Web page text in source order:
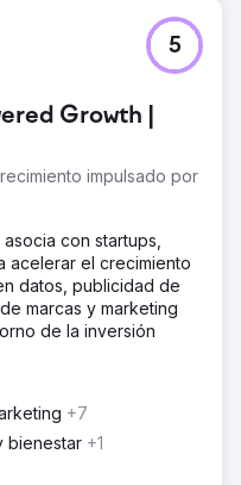
sin fines de lucro
catastrófico del tráfico
dejaron de
costado años
nunca se habían
fragmentada y
de SEM no estaban
por donaciones
dólar de tráfico
para la investigación y
cero.
de la migración,
perdidas y errores de
propiedades en una
un plan de
Growth |
impulsado por
5
con startups,
acelerar el crecimiento
datos, publicidad de
marcas y marketing
de la inversión
+7
bienestar +1